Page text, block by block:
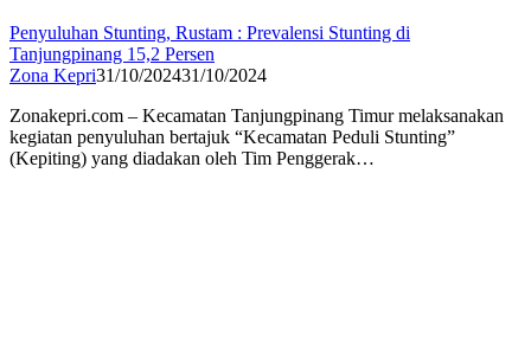
Penyuluhan Stunting, Rustam : Prevalensi Stunting di
Tanjungpinang 15,2 Persen
Zona Kepri31/10/202431/10/2024
Zonakepri.com – Kecamatan Tanjungpinang Timur melaksanakan
kegiatan penyuluhan bertajuk “Kecamatan Peduli Stunting”
(Kepiting) yang diadakan oleh Tim Penggerak…